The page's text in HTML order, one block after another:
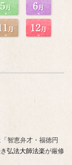
智恵弁才・福徳円
弘法大師法楽が厳修